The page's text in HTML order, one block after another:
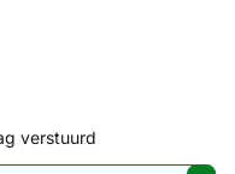
verstuurd